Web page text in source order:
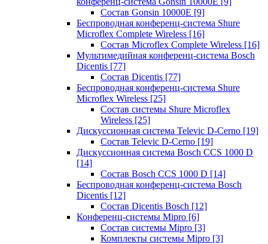
Состав Gonsin 10000E [9]
Беспроводная конференц-система Shure
Microflex Complete Wireless [16]
Состав Microflex Complete Wireless [16]
Мультимедийная конференц-система Bosch
Dicentis [77]
Состав Dicentis [77]
Беспроводная конференц-система Shure
Microflex Wireless [25]
Состав системы Shure Microflex
Wireless [25]
Дискуссионная система Televic D-Cerno [19]
Состав Televic D-Cerno [19]
Дискуссионная система Bosch CCS 1000 D
[14]
Состав Bosch CCS 1000 D [14]
Беспроводная конференц-система Bosch
Dicentis [12]
Состав Dicentis Bosch [12]
Конференц-системы Mipro [6]
Состав системы Mipro [3]
Комплекты системы Mipro [3]